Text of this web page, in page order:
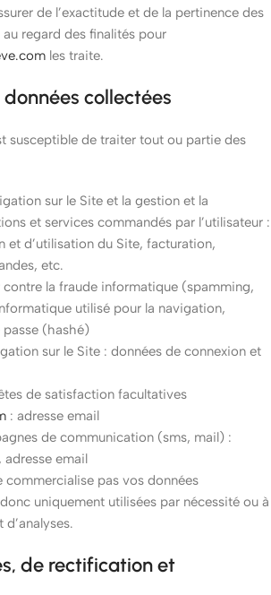
de l’exactitude et de la pertinence des
au regard des finalités pour
les traite.
collectées
susceptible de traiter tout ou partie des
sur le Site et la gestion et la
et services commandés par l’utilisateur :
et d’utilisation du Site, facturation,
etc.
la fraude informatique (spamming,
utilisé pour la navigation,
passe (hashé)
sur le Site : données de connexion et
de satisfaction facultatives
: adresse email
de communication (sms, mail) :
adresse email
commercialise pas vos données
uniquement utilisées par nécessité ou à
de rectification et